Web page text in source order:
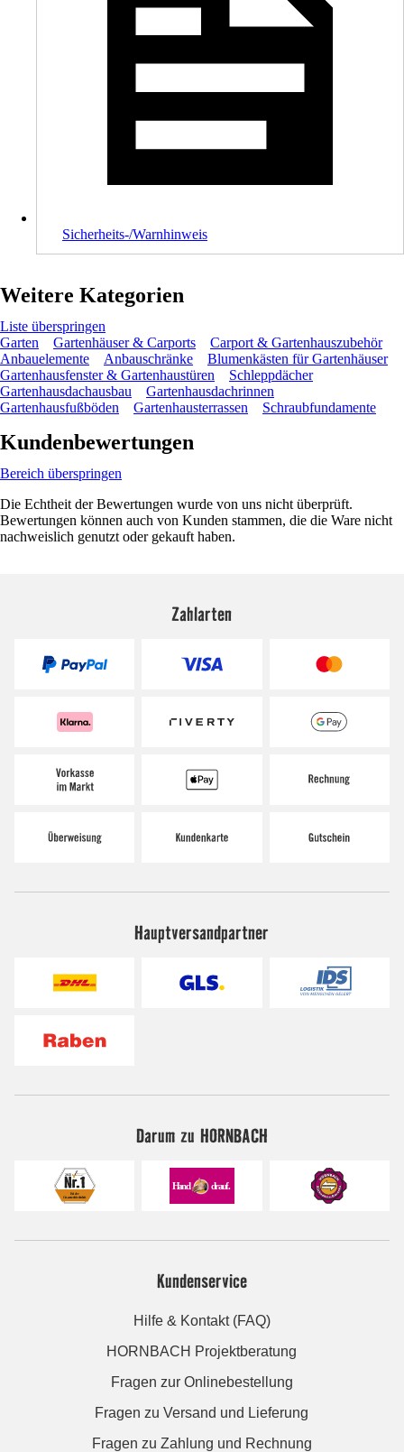
Sicherheits-/Warnhinweis
Weitere Kategorien
Liste überspringen
Garten
Gartenhäuser & Carports
Carport & Gartenhauszubehör
Anbauelemente
Anbauschränke
Blumenkästen für Gartenhäuser
Gartenhausfenster & Gartenhaustüren
Schleppdächer
Gartenhausdachausbau
Gartenhausdachrinnen
Gartenhausfußböden
Gartenhausterrassen Schraubfundamente
Kundenbewertungen
Bereich überspringen
Die Echtheit der Bewertungen wurde von uns nicht überprüft.
Bewertungen können auch von Kunden stammen, die die Ware nicht
nachweislich genutzt oder gekauft haben.
Zahlarten
Hauptversandpartner
Darum zu HORNBACH
Kundenservice
Hilfe & Kontakt (FAQ)
HORNBACH Projektberatung
Fragen zur Onlinebestellung
Fragen zu Versand und Lieferung
Fragen zu Zahlung und Rechnung